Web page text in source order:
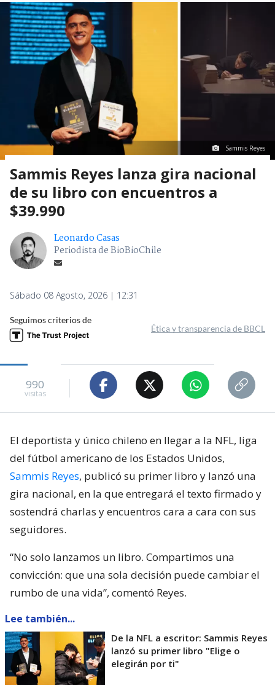
Sammis Reyes
Sammis Reyes lanza gira nacional
de su libro con encuentros a
$39.990
Leonardo Casas
Periodista de BioBioChile
Sábado 08 Agosto, 2026 | 12:31
Seguimos criterios de
Ética y transparencia de BBCL
990
visitas
El deportista y único chileno en llegar a la NFL, liga
del fútbol americano de los Estados Unidos,
Sammis Reyes, publicó su primer libro y lanzó una
gira nacional, en la que entregará el texto firmado y
sostendrá charlas y encuentros cara a cara con sus
seguidores.
“No solo lanzamos un libro. Compartimos una
convicción: que una sola decisión puede cambiar el
rumbo de una vida”, comentó Reyes.
Lee también...
De la NFL a escritor: Sammis Reyes
lanzó su primer libro "Elige o
elegirán por ti"